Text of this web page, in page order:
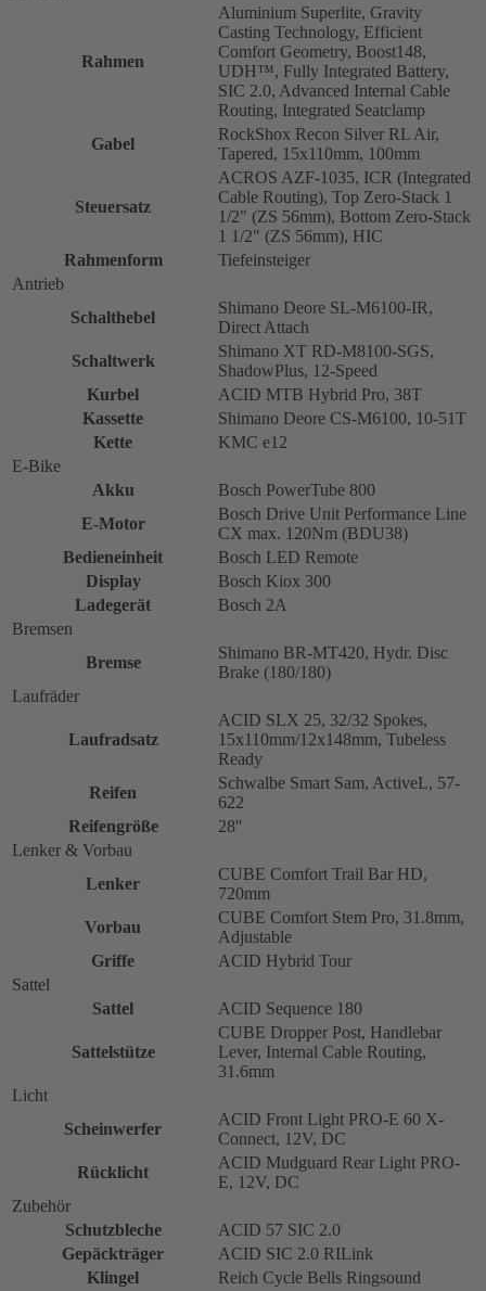
Rahmen
Aluminium Superlite, Gravity
Casting Technology, Efficient
Comfort Geometry, Boost148,
UDH™, Fully Integrated Battery,
SIC 2.0, Advanced Internal Cable
Routing, Integrated Seatclamp
Gabel
RockShox Recon Silver RL Air,
Tapered, 15x110mm, 100mm
Steuersatz
ACROS AZF-1035, ICR (Integrated
Cable Routing), Top Zero-Stack 1
1/2" (ZS 56mm), Bottom Zero-Stack
1 1/2" (ZS 56mm), HIC
Rahmenform
Tiefeinsteiger
Antrieb
Schalthebel
Shimano Deore SL-M6100-IR,
Direct Attach
Schaltwerk
Shimano XT RD-M8100-SGS,
ShadowPlus, 12-Speed
Kurbel
ACID MTB Hybrid Pro, 38T
Kassette
Shimano Deore CS-M6100, 10-51T
Kette
KMC e12
E-Bike
Akku
Bosch PowerTube 800
E-Motor
Bosch Drive Unit Performance Line
CX max. 120Nm (BDU38)
Bedieneinheit
Bosch LED Remote
Display
Bosch Kiox 300
Ladegerät
Bosch 2A
Bremsen
Bremse
Shimano BR-MT420, Hydr. Disc
Brake (180/180)
Laufräder
Laufradsatz
ACID SLX 25, 32/32 Spokes,
15x110mm/12x148mm, Tubeless
Ready
Reifen
Schwalbe Smart Sam, ActiveL, 57-
622
Reifengröße
28''
Lenker & Vorbau
Lenker
CUBE Comfort Trail Bar HD,
720mm
Vorbau
CUBE Comfort Stem Pro, 31.8mm,
Adjustable
Griffe
ACID Hybrid Tour
Sattel
Sattel
ACID Sequence 180
Sattelstütze
CUBE Dropper Post, Handlebar
Lever, Internal Cable Routing,
31.6mm
Licht
Scheinwerfer
ACID Front Light PRO-E 60 X-
Connect, 12V, DC
Rücklicht
ACID Mudguard Rear Light PRO-
E, 12V, DC
Zubehör
Schutzbleche
ACID 57 SIC 2.0
Gepäckträger
ACID SIC 2.0 RILink
Klingel
Reich Cycle Bells Ringsound